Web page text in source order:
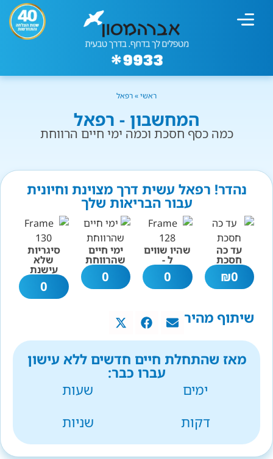
ראשי»רפאל
המחשבון - רפאל
כמה כסף חסכת וכמה ימי חיים הרווחת
נהדר! רפאל עשית דרך מצוינת וחיונית
עבור הבריאות שלך
עד כה
חסכת
0
₪
שהיו שווים
ל -
0
ימי חיים
שהרווחת
0
סיגריות
שלא
עישנת
0
שיתוף מהיר
מאז שהתחלת חיים חדשים ללא עישון
עברו כבר:
ימים
שעות
דקות
שניות